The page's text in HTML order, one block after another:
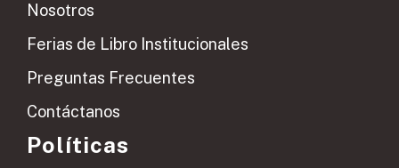
Nosotros
Ferias de Libro Institucionales
Preguntas Frecuentes
Contáctanos
Políticas